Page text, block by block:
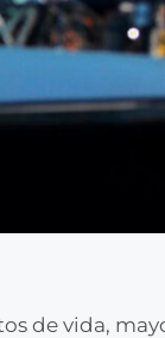
de vida,